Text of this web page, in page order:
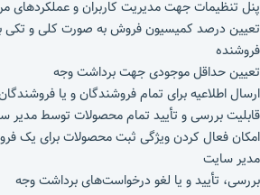
پنل تنظیمات جهت مدیریت کاربران و عملکرد‌های
تعیین درصد کمیسیون فروش به صورت کلی و
فروشنده
تعیین حداقل موجودی جهت برداشت وجه
ارسال اطلاعیه برای تمام فروشندگان و یا
قابلیت بررسی و تأیید تمام محصولات توسط مدیر
امکان فعال کردن ویژگی ثبت محصولات برای یک
مدیر سایت
بررسی، تأیید و یا لغو درخواست‌های برداشت وجه